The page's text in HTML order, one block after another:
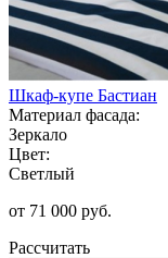
Шкаф-купе Бастиан
Материал фасада:
Зеркало
Цвет:
Светлый
от 71 000 руб.
Рассчитать